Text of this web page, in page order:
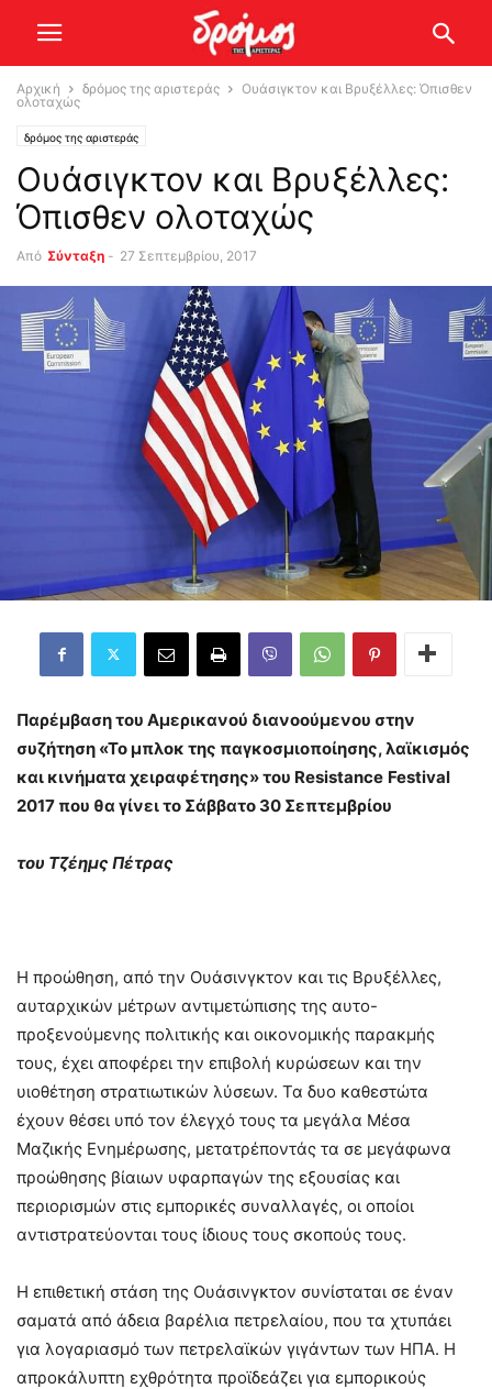
Αρχική δρόμος της αριστεράς
Ουάσιγκτον και Βρυξέλλες: Όπισθεν
ολοταχώς
δρόμος της αριστεράς
Ουάσιγκτον και Βρυξέλλες:
Όπισθεν ολοταχώς
Από Σύνταξη - 27 Σεπτεμβρίου, 2017
Παρέμβαση του Αμερικανού διανοούμενου στην
συζήτηση «Το μπλοκ της παγκοσμιοποίησης, λαϊκισμός
και κινήματα χειραφέτησης» του Resistance Festival
2017 που θα γίνει το Σάββατο 30 Σεπτεμβρίου
του Τζέημς Πέτρας
Η προώθηση, από την Ουάσινγκτον και τις Βρυξέλλες,
αυταρχικών μέτρων αντιμετώπισης της αυτο-
προξενούμενης πολιτικής και οικονομικής παρακμής
τους, έχει αποφέρει την επιβολή κυρώσεων και την
υιοθέτηση στρατιωτικών λύσεων. Τα δυο καθεστώτα
έχουν θέσει υπό τον έλεγχό τους τα μεγάλα Μέσα
Μαζικής Ενημέρωσης, μετατρέποντάς τα σε μεγάφωνα
προώθησης βίαιων υφαρπαγών της εξουσίας και
περιορισμών στις εμπορικές συναλλαγές, οι οποίοι
αντιστρατεύονται τους ίδιους τους σκοπούς τους.
Η επιθετική στάση της Ουάσινγκτον συνίσταται σε έναν
σαματά από άδεια βαρέλια πετρελαίου, που τα χτυπάει
για λογαριασμό των πετρελαϊκών γιγάντων των ΗΠΑ. Η
απροκάλυπτη εχθρότητα προϊδεάζει για εμπορικούς